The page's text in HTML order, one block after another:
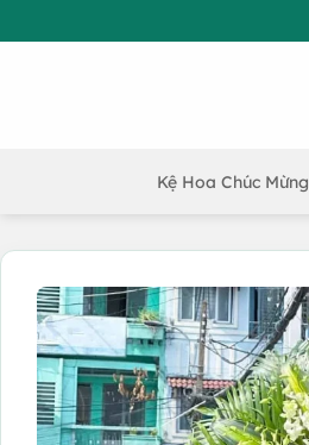
qua
Kệ Hoa Chúc Mừng